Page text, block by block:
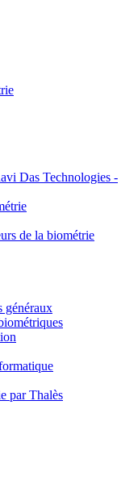
Das Technologies -
de la biométrie
généraux
par Thalès